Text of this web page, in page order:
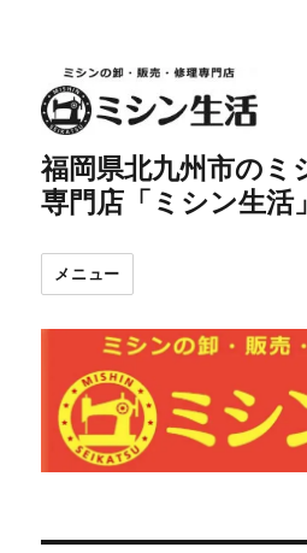
福岡県北九州市のミ
専門店「ミシン生活」
メニュー